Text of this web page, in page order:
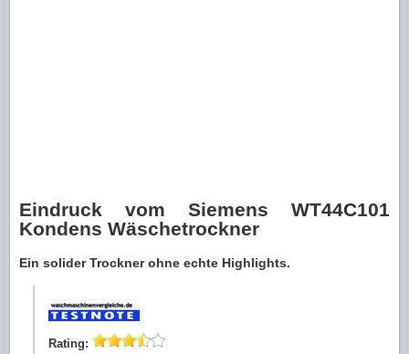
Eindruck vom Siemens WT44C101
Kondens Wäschetrockner
Ein solider Trockner ohne echte Highlights.
Rating: